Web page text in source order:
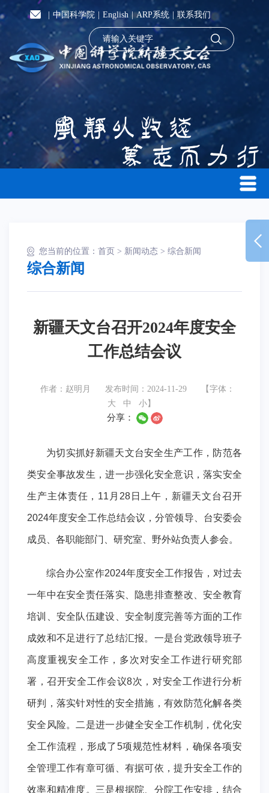
中国科学院 English |ARP系统 联系我们
您当前的位置： 首页 > 新闻动态 > 综合新闻
综合新闻
新疆天文台召开2024年度安全
工作总结会议
作者：赵明月 发布时间：2024-11-29
【字体：
大
中 小 】
分享：
为切实抓好新疆天文台安全生产工作，防范各
类安全事故发生，进一步强化安全意识，落实安全
生产主体责任，11月28日上午，新疆天文台召开
2024年度安全工作总结会议，分管领导、台安委会
成员、各职能部门、研究室、野外站负责人参会。
综合办公室作2024年度安全工作报告，对过去
一年中在安全责任落实、隐患排查整改、安全教育
培训、安全队伍建设、安全制度完善等方面的工作
成效和不足进行了总结汇报。一是台党政领导班子
高度重视安全工作，多次对安全工作进行研究部
署，召开安全工作会议8次，对安全工作进行分析
研判，落实针对性的安全措施，有效防范化解各类
安全风险。二是进一步健全安全工作机制，优化安
全工作流程，形成了5项规范性材料，确保各项安
全管理工作有章可循、有据可依，提升安全工作的
效率和精准度。三是根据院、分院工作安排，结合